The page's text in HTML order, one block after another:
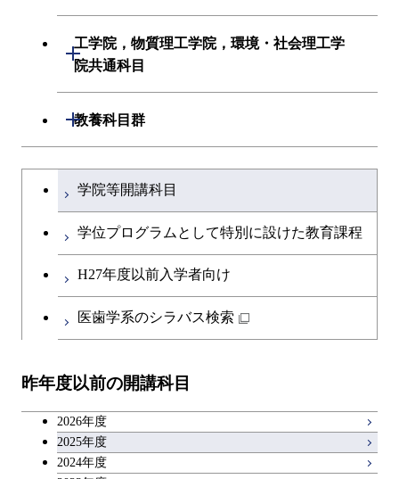
共通専門科目
初年次専門科目
創造プロセス科目
共通専門科目
創造プロセス科目
共通専門科目
建築学系
融合理工学系
初年次専門科目
共通専門科目
工学院，物質理工学院，環境・社会理工学
院共通科目
開閉
工学院，物質理工学院，環境・社会
教養科目群
開閉
文系教養科目
英語科目
第二外国語科目
アントレプレナーシップ科目
学士課程を切り替える
学院等開講科目
学位プログラムとして特別に設けた教育課程
H27年度以前入学者向け
医歯学系のシラバス検索
昨年度以前の開講科目
2026年度
2025年度
2024年度